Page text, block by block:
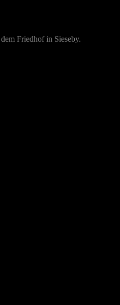
Friedhof in Sieseby.